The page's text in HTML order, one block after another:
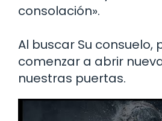
consolación».
Al buscar Su consuelo,
comenzar a abrir
nuestras puertas.